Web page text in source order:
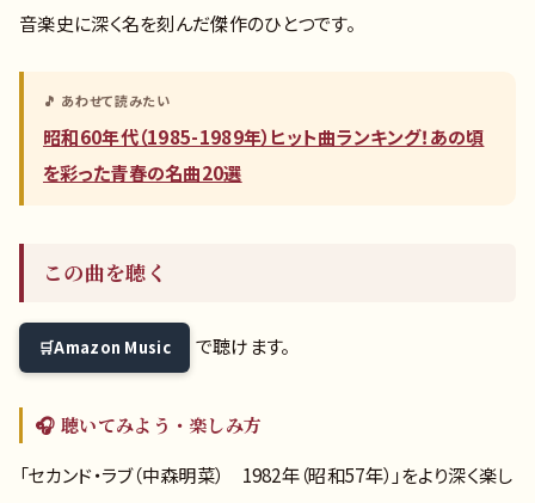
音楽史に深く名を刻んだ傑作のひとつです。
🎵 あわせて読みたい
昭和60年代（1985-1989年）ヒット曲ランキング！あの頃
を彩った青春の名曲20選
この曲を聴く
Amazon Music で聴けます。
🎧 聴いてみよう・楽しみ方
「セカンド・ラブ（中森明菜） 1982年（昭和57年）」をより深く楽し